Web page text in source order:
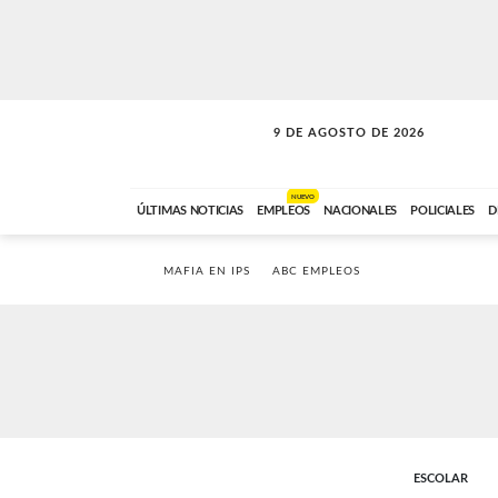
9 DE AGOSTO DE 2026
SOLO MÚSICA
ÚLTIMAS NOTICIAS EMPLEOS
NUEVO
NACIONALES POLICIALES
MAFIA EN IPS ABC EMPLEOS
ESCOLAR